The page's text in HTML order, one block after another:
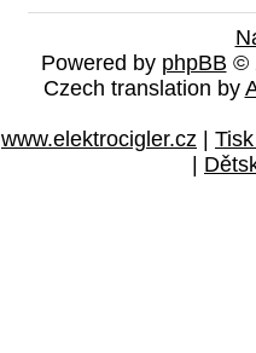
Powered by phpBB ©
Czech translation by
www.elektrocigler.cz |
|